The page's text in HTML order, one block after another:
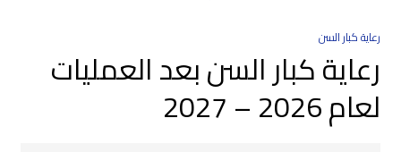
رعاية كبار السن
رعاية كبار السن بعد العمليات
لعام 2026 – 2027